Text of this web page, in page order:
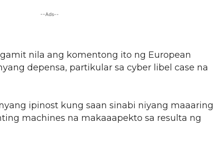
--Ads--
nila ang komentong ito ng European
depensa, partikular sa cyber libel case na
ipinost kung saan sinabi niyang maaaring
machines na makaaapekto sa resulta ng